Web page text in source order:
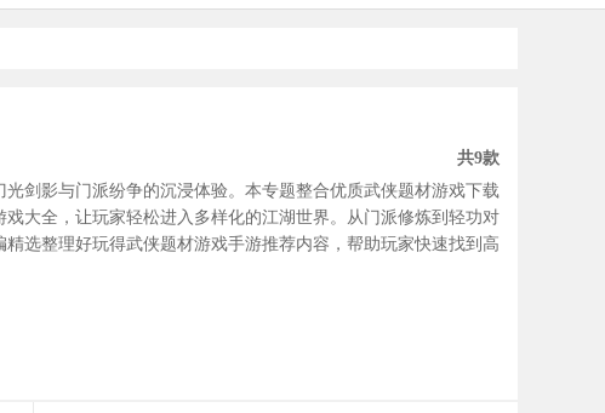
共9款
剑影与门派纷争的沉浸体验。本专题整合优质武侠题材游戏下载
大全，让玩家轻松进入多样化的江湖世界。从门派修炼到轻功对
选整理好玩得武侠题材游戏手游推荐内容，帮助玩家快速找到高